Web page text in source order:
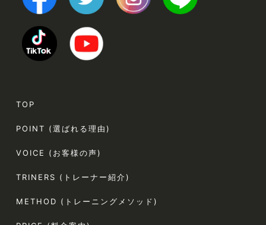
TOP
POINT (選ばれる理由)
VOICE (お客様の声)
TRINERS (トレーナー紹介)
METHOD (トレーニングメソッド)